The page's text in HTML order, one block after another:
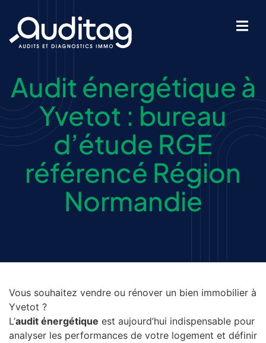
Audit énergétique à
Yvetot : bureau
d’étude RGE
référencé Région
Normandie
Vous souhaitez vendre ou rénover un bien immobilier à
Yvetot ?
L’audit énergétique est aujourd’hui indispensable pour
analyser les performances de votre logement et définir